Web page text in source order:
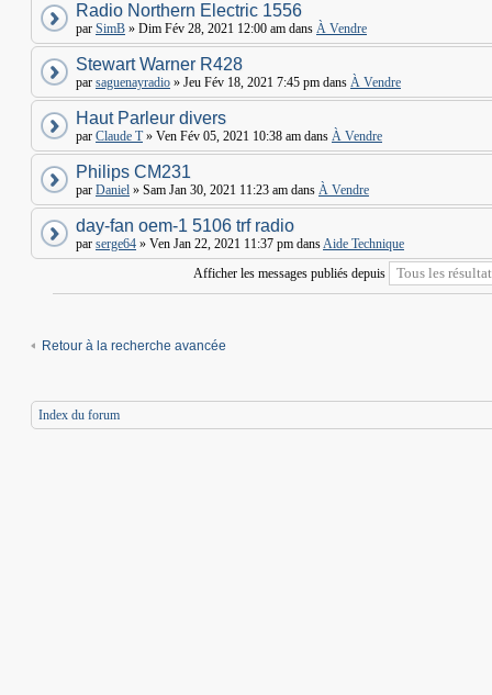
Radio Northern Electric 1556
par SimB » Dim Fév 28, 2021 12:00 am dans À Vendre
Stewart Warner R428
par saguenayradio » Jeu Fév 18, 2021 7:45 pm dans À Vendre
Haut Parleur divers
par Claude T» Ven Fév 05, 2021 10:38 am dans À Vendre
Philips CM231
par Daniel » Sam Jan 30, 2021 11:23 am dans À Vendre
day-fan oem-1 5106 trf radio
par serge64 » Ven Jan 22, 2021 11:37 pm dansAide Technique
Afficher les messages publiés depuis
Retour à la recherche avancée
Index du forum